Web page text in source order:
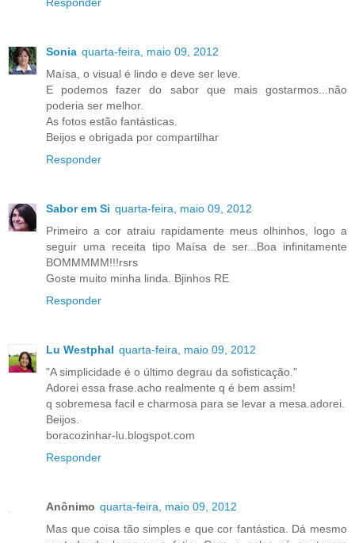
Sonia quarta-feira, maio 09, 2012
Maísa, o visual é lindo e deve ser leve.
E podemos fazer do sabor que mais gostarmos...não
poderia ser melhor.
As fotos estão fantásticas.
Beijos e obrigada por compartilhar
Responder
Sabor em Si quarta-feira, maio 09, 2012
Primeiro a cor atraiu rapidamente meus olhinhos, logo a
seguir uma receita tipo Maísa de ser...Boa infinitamente
BOMMMMM!!!rsrs
Goste muito minha linda. Bjinhos RE
Responder
Lu Westphal quarta-feira, maio 09, 2012
"A simplicidade é o último degrau da sofisticação."
Adorei essa frase.acho realmente q é bem assim!
q sobremesa facil e charmosa para se levar a mesa.adorei.
Beijos.
boracozinhar-lu.blogspot.com
Responder
Anônimo quarta-feira, maio 09, 2012
Mas que coisa tão simples e que cor fantástica. Dá mesmo